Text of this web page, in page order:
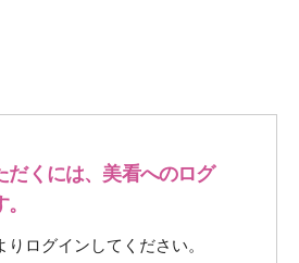
だくには、美看へのログ
ログインしてください。